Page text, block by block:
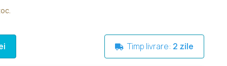
Timp livrare: 2 zile